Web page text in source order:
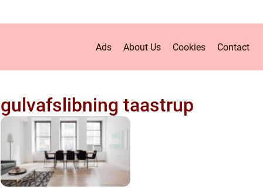
Ads About Us Cookies Contact
gulvafslibning taastrup